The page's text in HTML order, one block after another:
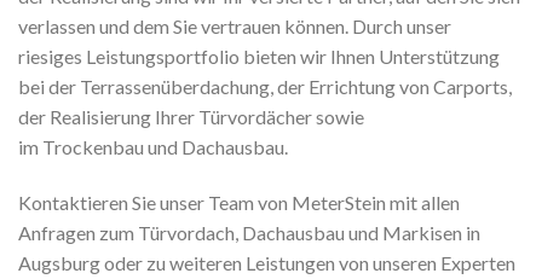
verlassen und dem Sie vertrauen können. Durch unser
riesiges Leistungsportfolio bieten wir Ihnen Unterstützung
bei der Terrassenüberdachung, der Errichtung von Carports,
der Realisierung Ihrer Türvordächer sowie
im Trockenbau und Dachausbau.
Kontaktieren Sie unser Team von MeterStein mit allen
Anfragen zum Türvordach, Dachausbau und Markisen in
Augsburg oder zu weiteren Leistungen von unseren Experten